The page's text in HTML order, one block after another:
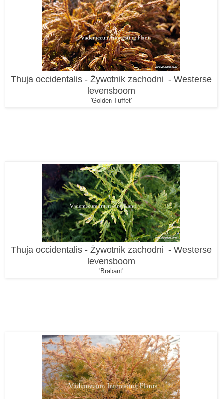
Thuja occidentalis - Żywotnik zachodni - Westerse
levensboom
'Golden Tuffet'
Thuja occidentalis - Żywotnik zachodni - Westerse
levensboom
'Brabant'